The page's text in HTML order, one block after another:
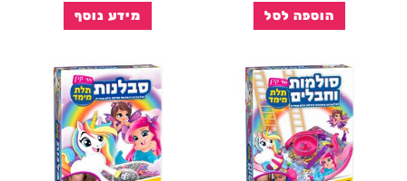
הוספה לסל מידע נוסף